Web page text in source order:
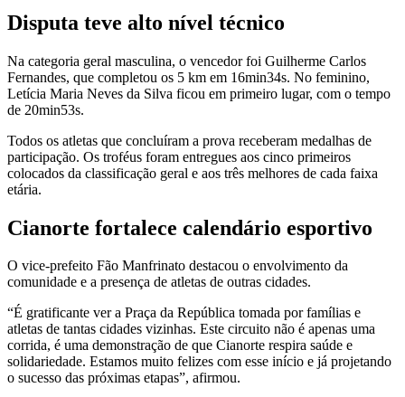
Disputa teve alto nível técnico
Na categoria geral masculina, o vencedor foi Guilherme Carlos
Fernandes, que completou os 5 km em 16min34s. No feminino,
Letícia Maria Neves da Silva ficou em primeiro lugar, com o tempo
de 20min53s.
Todos os atletas que concluíram a prova receberam medalhas de
participação. Os troféus foram entregues aos cinco primeiros
colocados da classificação geral e aos três melhores de cada faixa
etária.
Cianorte fortalece calendário esportivo
O vice-prefeito Fão Manfrinato destacou o envolvimento da
comunidade e a presença de atletas de outras cidades.
“É gratificante ver a Praça da República tomada por famílias e
atletas de tantas cidades vizinhas. Este circuito não é apenas uma
corrida, é uma demonstração de que Cianorte respira saúde e
solidariedade. Estamos muito felizes com esse início e já projetando
o sucesso das próximas etapas”, afirmou.